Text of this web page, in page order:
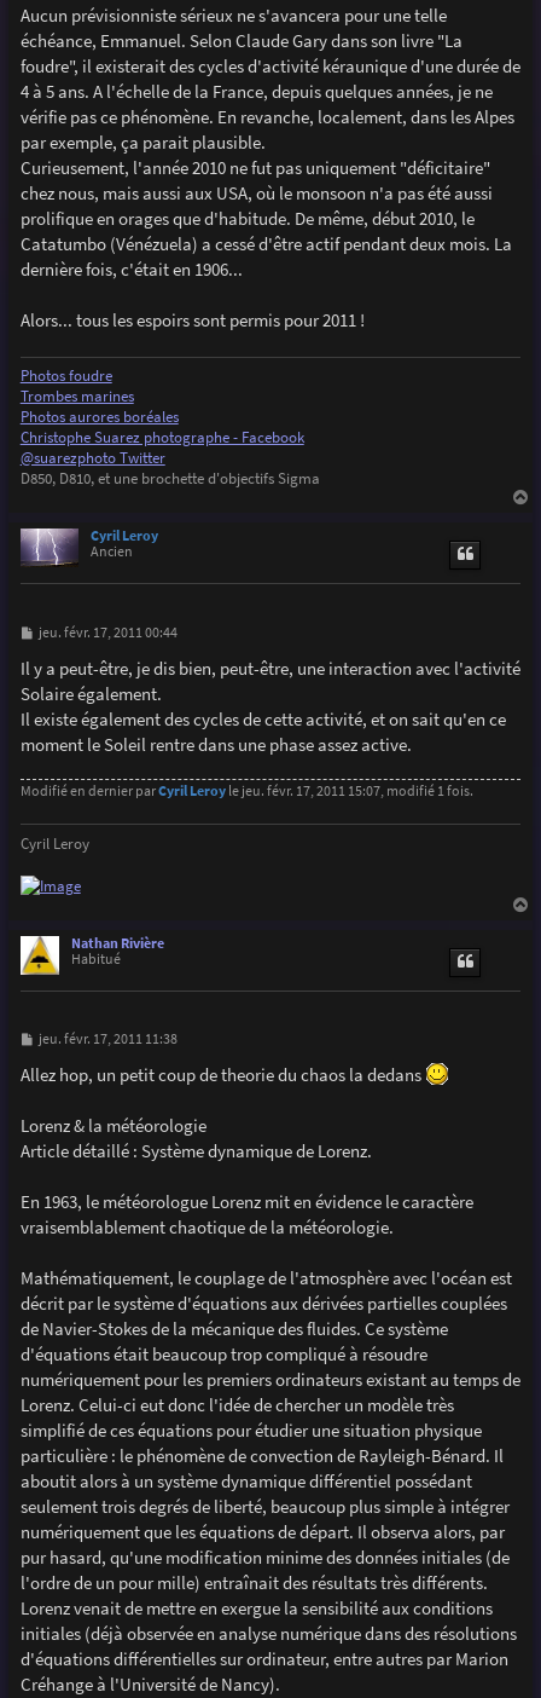
s
s
a
e
Aucun prévisionniste sérieux ne s'avancera pour une telle
échéance, Emmanuel. Selon Claude Gary dans son livre "La
foudre", il existerait des cycles d'activité kéraunique d'une durée de
4 à 5 ans. A l'échelle de la France, depuis quelques années, je ne
vérifie pas ce phénomène. En revanche, localement, dans les Alpes
par exemple, ça parait plausible.
Curieusement, l'année 2010 ne fut pas uniquement "déficitaire"
chez nous, mais aussi aux USA, où le monsoon n'a pas été aussi
prolifique en orages que d'habitude. De même, début 2010, le
Catatumbo (Vénézuela) a cessé d'être actif pendant deux mois. La
dernière fois, c'était en 1906...
Alors... tous les espoirs sont permis pour 2011 !
Photos foudre
Trombes marines
Photos aurores boréales
Christophe Suarez photographe - Facebook
@suarezphoto Twitter
D850, D810, et une brochette d'objectifs Sigma
Cyril Leroy
Ancien
M
s
s
a
e
jeu. févr. 17, 2011 00:44
Il y a peut-être, je dis bien, peut-être, une interaction avec l'activité
Solaire également.
Il existe également des cycles de cette activité, et on sait qu'en ce
moment le Soleil rentre dans une phase assez active.
Modifié en dernier parCyril Leroyle jeu. févr. 17, 2011 15:07, modifié 1 fois.
Cyril Leroy
Nathan Rivière
Habitué
M
s
s
e
jeu. févr. 17, 2011 11:38
Allez hop, un petit coup de theorie du chaos la dedans
Lorenz & la météorologie
Article détaillé : Système dynamique de Lorenz.
En 1963, le météorologue Lorenz mit en évidence le caractère
vraisemblablement chaotique de la météorologie.
Mathématiquement, le couplage de l'atmosphère avec l'océan est
décrit par le système d'équations aux dérivées partielles couplées
de Navier-Stokes de la mécanique des fluides. Ce système
d'équations était beaucoup trop compliqué à résoudre
numériquement pour les premiers ordinateurs existant au temps de
Lorenz. Celui-ci eut donc l'idée de chercher un modèle très
simplifié de ces équations pour étudier une situation physique
particulière : le phénomène de convection de Rayleigh-Bénard. Il
aboutit alors à un système dynamique différentiel possédant
seulement trois degrés de liberté, beaucoup plus simple à intégrer
numériquement que les équations de départ. Il observa alors, par
pur hasard, qu'une modification minime des données initiales (de
l'ordre de un pour mille) entraînait des résultats très différents.
Lorenz venait de mettre en exergue la sensibilité aux conditions
initiales (déjà observée en analyse numérique dans des résolutions
d'équations différentielles sur ordinateur, entre autres par Marion
Créhange à l'Université de Nancy).